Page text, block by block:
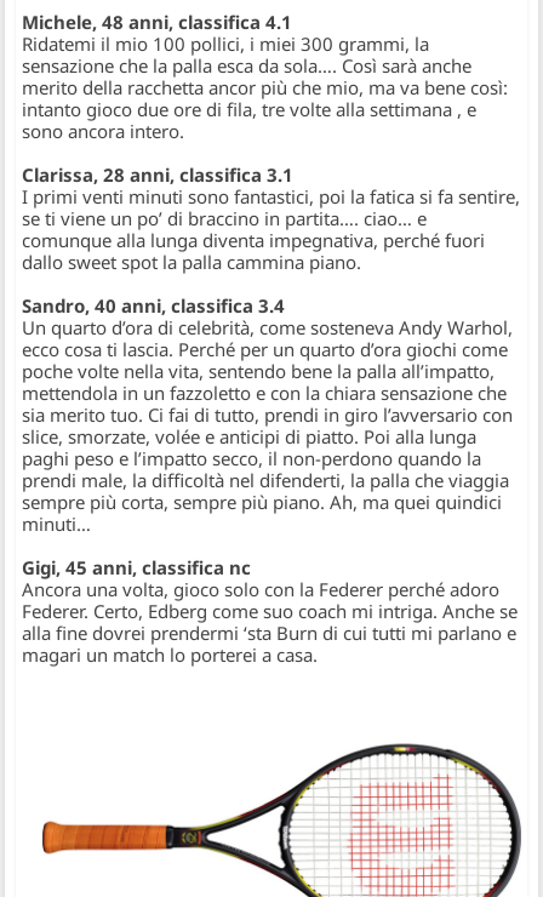
Michele, 48 anni, classifica 4.1
Ridatemi il mio 100 pollici, i miei 300 grammi, la
sensazione che la palla esca da sola…. Così sarà anche
merito della racchetta ancor più che mio, ma va bene così:
intanto gioco due ore di fila, tre volte alla settimana , e
sono ancora intero.
Clarissa, 28 anni, classifica 3.1
I primi venti minuti sono fantastici, poi la fatica si fa sentire,
se ti viene un po’ di braccino in partita…. ciao… e
comunque alla lunga diventa impegnativa, perché fuori
dallo sweet spot la palla cammina piano.
Sandro, 40 anni, classifica 3.4
Un quarto d’ora di celebrità, come sosteneva Andy Warhol,
ecco cosa ti lascia. Perché per un quarto d’ora giochi come
poche volte nella vita, sentendo bene la palla all’impatto,
mettendola in un fazzoletto e con la chiara sensazione che
sia merito tuo. Ci fai di tutto, prendi in giro l’avversario con
slice, smorzate, volée e anticipi di piatto. Poi alla lunga
paghi peso e l’impatto secco, il non-perdono quando la
prendi male, la difficoltà nel difenderti, la palla che viaggia
sempre più corta, sempre più piano. Ah, ma quei quindici
minuti…
Gigi, 45 anni, classifica nc
Ancora una volta, gioco solo con la Federer perché adoro
Federer. Certo, Edberg come suo coach mi intriga. Anche se
alla fine dovrei prendermi ‘sta Burn di cui tutti mi parlano e
magari un match lo porterei a casa.